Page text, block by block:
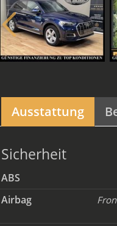
Ausstattung
Sicherheit
ABS
Airbag